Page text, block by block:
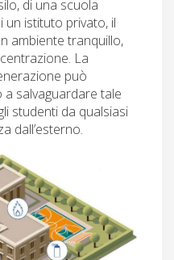
di una scuola
un istituto privato, il
ambiente tranquillo,
La
può
salvaguardare tale
studenti da qualsiasi
dall’esterno.